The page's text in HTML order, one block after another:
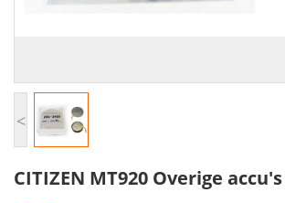
<
CITIZEN MT920 Overige accu's